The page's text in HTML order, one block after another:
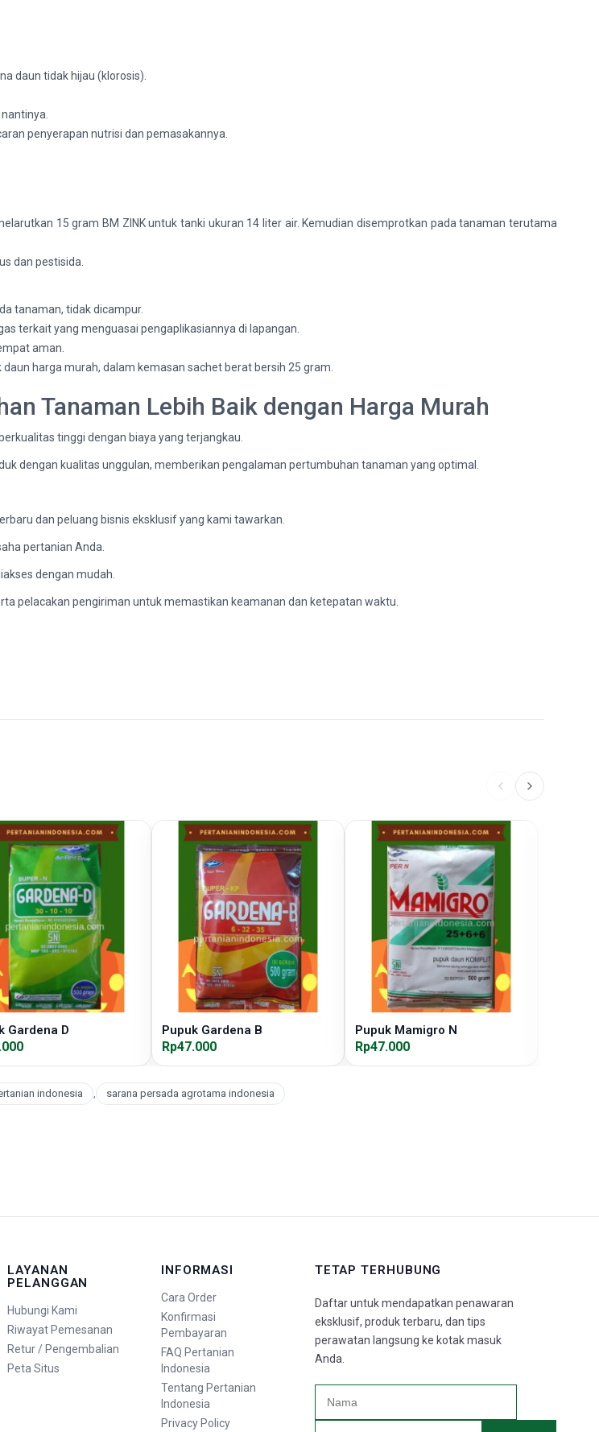
daun tidak hijau (klorosis).
penyerapan nutrisi dan pemasakannya.
15 gram BM ZINK untuk tanki ukuran 14 liter air. Kemudian disemprotkan pada tanaman terutama
dan pestisida.
tanaman, tidak dicampur.
terkait yang menguasai pengaplikasiannya di lapangan.
aman.
harga murah, dalam kemasan sachet berat bersih 25 gram.
Tanaman Lebih Baik dengan Harga Murah
tinggi dengan biaya yang terjangkau.
dengan kualitas unggulan, memberikan pengalaman pertumbuhan tanaman yang optimal.
dan peluang bisnis eksklusif yang kami tawarkan.
pertanian Anda.
dengan mudah.
pelacakan pengiriman untuk memastikan keamanan dan ketepatan waktu.
Gardena D Pupuk Gardena B
Rp47.000
Pupuk Mamigro N
Rp47.000
indonesia , sarana persada agrotama indonesia
LAYANAN
PELANGGAN
Hubungi Kami
Riwayat Pemesanan
Retur / Pengembalian
Peta Situs
INFORMASI
Cara Order
Konfirmasi
Pembayaran
FAQ Pertanian
Indonesia
Tentang Pertanian
Indonesia
Privacy Policy
TETAP TERHUBUNG
Daftar untuk mendapatkan penawaran
eksklusif, produk terbaru, dan tips
perawatan langsung ke kotak masuk
Anda.